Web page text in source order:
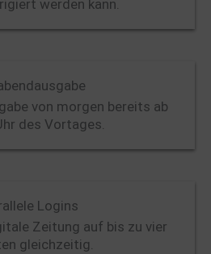
werden kann.
von morgen bereits ab
des Vortages.
Logins
Zeitung auf bis zu vier
gleichzeitig.